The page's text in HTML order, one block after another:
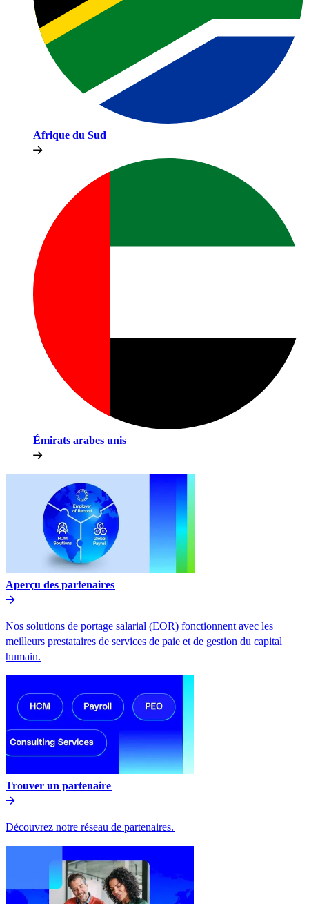
Afrique du Sud​​
Émirats arabes unis​​
Aperçu des partenaires​​
Nos solutions de portage salarial (EOR) fonctionnent avec les
meilleurs prestataires de services de paie et de gestion du capital
humain.​​
Trouver un partenaire​​
Découvrez notre réseau de partenaires.​​